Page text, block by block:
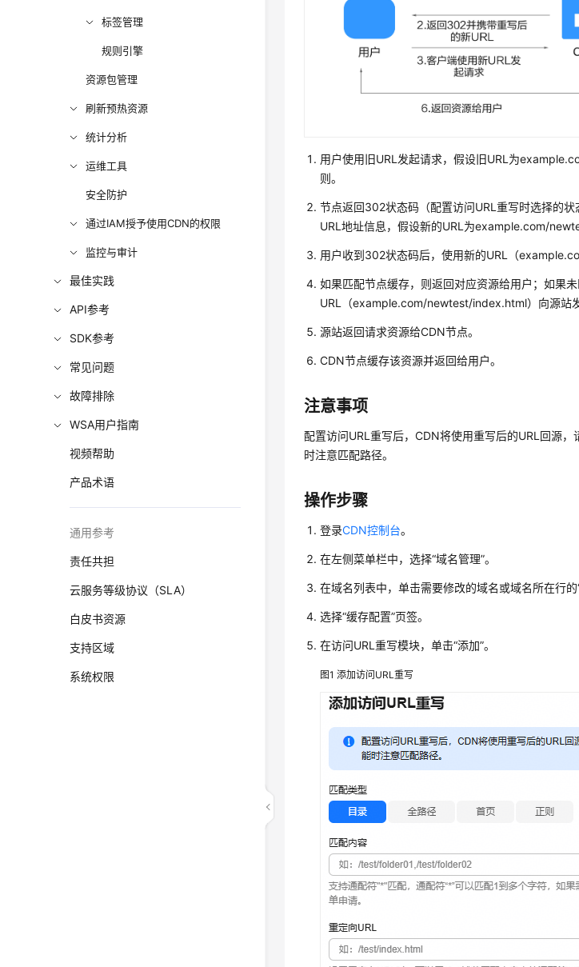
标签管理
规则引擎
资源包管理
刷新预热资源
统计分析
运维工具
安全防护
通过IAM授予使用CDN的权限
监控与审计
最佳实践
API参考
SDK参考
常见问题
故障排除
WSA用户指南
视频帮助
产品术语
通用参考
责任共担
云服务等级协议（SLA）
白皮书资源
支持区域
系统权限
用户使用旧URL发起请求，假设旧URL为
则。
节点返回302状态码（配置访问URL重写时选择的
URL地址信息，假设新的URL为example.com/
用户收到302状态码后，使用新的URL（
如果匹配节点缓存，则返回对应资源给用户；如果
URL（example.com/newtest/index.html）向源站发
源站返回请求资源给CDN节点。
CDN节点缓存该资源并返回给用户。
注意事项
配置访问URL重写后，CDN将使用重写后的URL回源，
时注意匹配路径。
操作步骤
登录CDN控制台。
在左侧菜单栏中，选择“域名管理”。
在域名列表中，单击需要修改的域名或域名所在行的
选择“缓存配置”页签。
在访问URL重写模块，单击“添加”。
图1添加访问URL重写